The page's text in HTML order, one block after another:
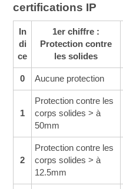
certifications IP
In
di
ce
1er chiffre :
Protection contre
les solides
0 Aucune protection
1
Protection contre les
corps solides > à
50mm
2
Protection contre les
corps solides > à
12.5mm